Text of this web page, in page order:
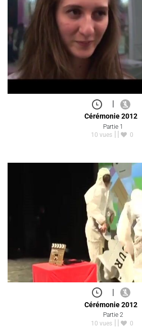
Cérémonie 2012
Partie 1
10 vues
0
|
Cérémonie 2012
Partie 2
10 vues
0